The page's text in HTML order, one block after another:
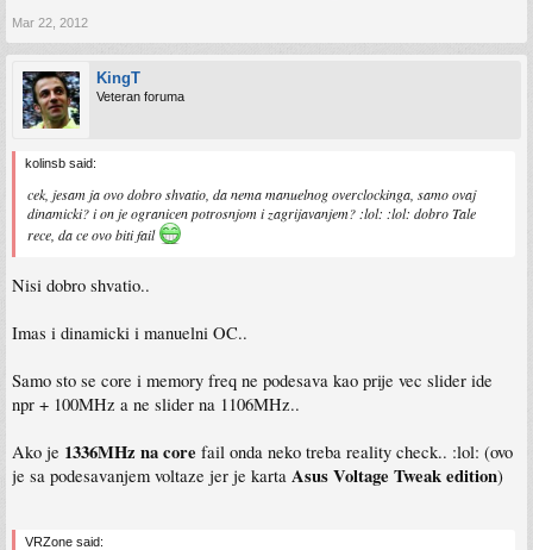
Mar 22, 2012
KingT
Veteran foruma
kolinsb said:
cek, jesam ja ovo dobro shvatio, da nema manuelnog overclockinga, samo ovaj
dinamicki? i on je ogranicen potrosnjom i zagrijavanjem? :lol: :lol: dobro Tale
rece, da ce ovo biti fail
Nisi dobro shvatio..
Imas i dinamicki i manuelni OC..
Samo sto se core i memory freq ne podesava kao prije vec slider ide
npr + 100MHz a ne slider na 1106MHz..
Ako je 1336MHz na core fail onda neko treba reality check.. :lol: (ovo
je sa podesavanjem voltaze jer je karta Asus Voltage Tweak edition)
VRZone said: